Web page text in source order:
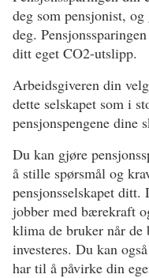
deg som pensjonist,
deg.
ditt eget CO2-utslipp.
Arbeidsgiveren din
dette selskapet som i
pensjonspengene dine
Du kan gjøre
å stille spørsmål og
pensjonsselskapet ditt.
jobber med bærekraft
klima de bruker når de
investeres. Du kan
har til å påvirke din